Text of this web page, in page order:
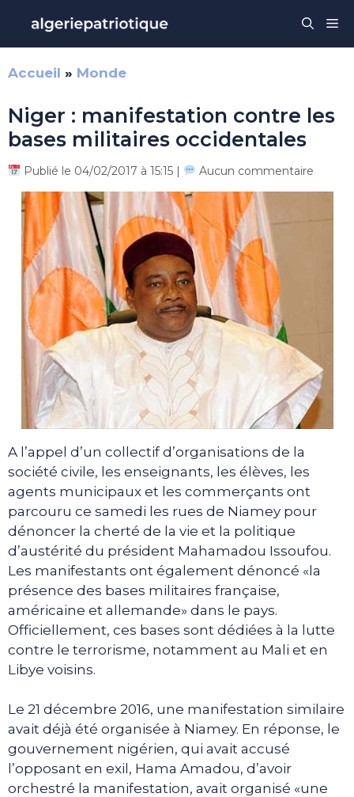
contenu
Accueil » Monde
Niger : manifestation contre les
bases militaires occidentales
Publié le 04/02/2017 à 15:15 | Aucun commentaire
A l’appel d’un collectif d’organisations de la
société civile, les enseignants, les élèves, les
agents municipaux et les commerçants ont
parcouru ce samedi les rues de Niamey pour
dénoncer la cherté de la vie et la politique
d’austérité du président Mahamadou Issoufou.
Les manifestants ont également dénoncé «la
présence des bases militaires française,
américaine et allemande» dans le pays.
Officiellement, ces bases sont dédiées à la lutte
contre le terrorisme, notamment au Mali et en
Libye voisins.
Le 21 décembre 2016, une manifestation similaire
avait déjà été organisée à Niamey. En réponse, le
gouvernement nigérien, qui avait accusé
l’opposant en exil, Hama Amadou, d’avoir
orchestré la manifestation, avait organisé «une